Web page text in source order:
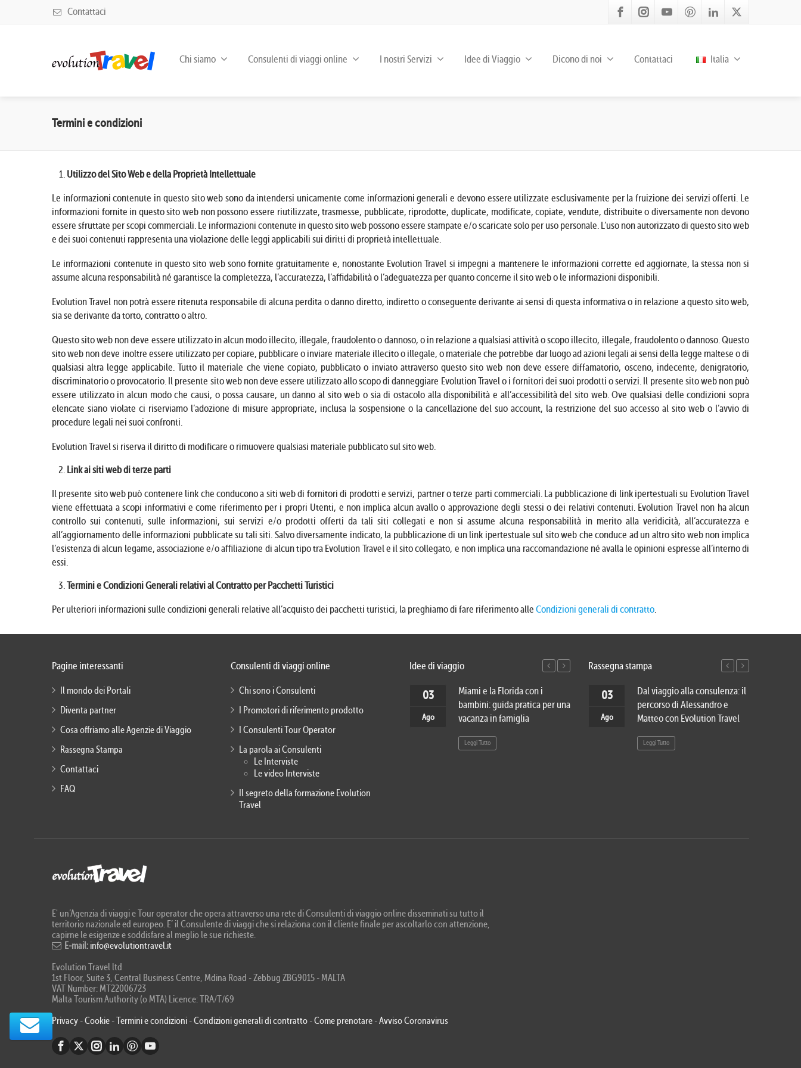
Contattaci
Chi siamo Consulenti di viaggi online I nostri Servizi Idee di Viaggio Dicono di noi Contattaci Italia
Termini e condizioni
Utilizzo del Sito Web e della Proprietà Intellettuale
Le informazioni contenute in questo sito web sono da intendersi unicamente come informazioni generali e devono essere utilizzate esclusivamente per la fruizione dei servizi offerti. Le
informazioni fornite in questo sito web non possono essere riutilizzate, trasmesse, pubblicate, riprodotte, duplicate, modificate, copiate, vendute, distribuite o diversamente non devono
essere sfruttate per scopi commerciali. Le informazioni contenute in questo sito web possono essere stampate e/o scaricate solo per uso personale. L’uso non autorizzato di questo sito web
e dei suoi contenuti rappresenta una violazione delle leggi applicabili sui diritti di proprietà intellettuale.
Le informazioni contenute in questo sito web sono fornite gratuitamente e, nonostante Evolution Travel si impegni a mantenere le informazioni corrette ed aggiornate, la stessa non si
assume alcuna responsabilità né garantisce la completezza, l’accuratezza, l’affidabilità o l’adeguatezza per quanto concerne il sito web o le informazioni disponibili.
Evolution Travel non potrà essere ritenuta responsabile di alcuna perdita o danno diretto, indiretto o conseguente derivante ai sensi di questa informativa o in relazione a questo sito web,
sia se derivante da torto, contratto o altro.
Questo sito web non deve essere utilizzato in alcun modo illecito, illegale, fraudolento o dannoso, o in relazione a qualsiasi attività o scopo illecito, illegale, fraudolento o dannoso. Questo
sito web non deve inoltre essere utilizzato per copiare, pubblicare o inviare materiale illecito o illegale, o materiale che potrebbe dar luogo ad azioni legali ai sensi della legge maltese o di
qualsiasi altra legge applicabile. Tutto il materiale che viene copiato, pubblicato o inviato attraverso questo sito web non deve essere diffamatorio, osceno, indecente, denigratorio,
discriminatorio o provocatorio. Il presente sito web non deve essere utilizzato allo scopo di danneggiare Evolution Travel o i fornitori dei suoi prodotti o servizi. Il presente sito web non può
essere utilizzato in alcun modo che causi, o possa causare, un danno al sito web o sia di ostacolo alla disponibilità e all’accessibilità del sito web. Ove qualsiasi delle condizioni sopra
elencate siano violate ci riserviamo l’adozione di misure appropriate, inclusa la sospensione o la cancellazione del suo account, la restrizione del suo accesso al sito web o l’avvio di
procedure legali nei suoi confronti.
Evolution Travel si riserva il diritto di modificare o rimuovere qualsiasi materiale pubblicato sul sito web.
Link ai siti web di terze parti
Il presente sito web può contenere link che conducono a siti web di fornitori di prodotti e servizi, partner o terze parti commerciali. La pubblicazione di link ipertestuali su Evolution Travel
viene effettuata a scopi informativi e come riferimento per i propri Utenti, e non implica alcun avallo o approvazione degli stessi o dei relativi contenuti. Evolution Travel non ha alcun
controllo sui contenuti, sulle informazioni, sui servizi e/o prodotti offerti da tali siti collegati e non si assume alcuna responsabilità in merito alla veridicità, all’accuratezza e
all’aggiornamento delle informazioni pubblicate su tali siti. Salvo diversamente indicato, la pubblicazione di un link ipertestuale sul sito web che conduce ad un altro sito web non implica
l’esistenza di alcun legame, associazione e/o affiliazione di alcun tipo tra Evolution Travel e il sito collegato, e non implica una raccomandazione né avalla le opinioni espresse all’interno di
essi.
Termini e Condizioni Generali relativi al Contratto per Pacchetti Turistici
Per ulteriori informazioni sulle condizioni generali relative all’acquisto dei pacchetti turistici, la preghiamo di fare riferimento alle Condizioni generali di contratto.
Pagine interessanti
Il mondo dei Portali
Diventa partner
Cosa offriamo alle Agenzie di Viaggio
Rassegna Stampa
Contattaci
FAQ
Consulenti di viaggi online
Chi sono i Consulenti
I Promotori di riferimento prodotto
I Consulenti Tour Operator
La parola ai Consulenti
Le Interviste
Le video Interviste
Il segreto della formazione Evolution
Travel
Idee di viaggio
03
Ago
Miami e la Florida con i
bambini: guida pratica per una
vacanza in famiglia
Leggi Tutto
Viaggio di nozze in Vietnam e
Cambogia: dai luoghi più
romantici del Sud-Est asiatico
20
Rassegna stampa
03
Ago
Dal viaggio alla consulenza: il
percorso di Alessandro e
Matteo con Evolution Travel
Leggi Tutto
E' un’Agenzia di viaggi e Tour operator che opera attraverso una rete di Consulenti di viaggio online disseminati su tutto il
territorio nazionale ed europeo. E’ il Consulente di viaggi che si relaziona con il cliente finale per ascoltarlo con attenzione,
capirne le esigenze e soddisfare al meglio le sue richieste.
E-mail: info@evolutiontravel.it
Evolution Travel ltd
1st Floor, Suite 3, Central Business Centre, Mdina Road - Zebbug ZBG9015 - MALTA
VAT Number: MT22006723
Malta Tourism Authority (o MTA) Licence: TRA/T/69
Privacy -Cookie -Termini e condizioni -Condizioni generali di contratto -Come prenotare -Avviso Coronavirus